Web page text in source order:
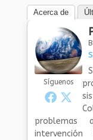
Acerca de
Síguenos
problemas